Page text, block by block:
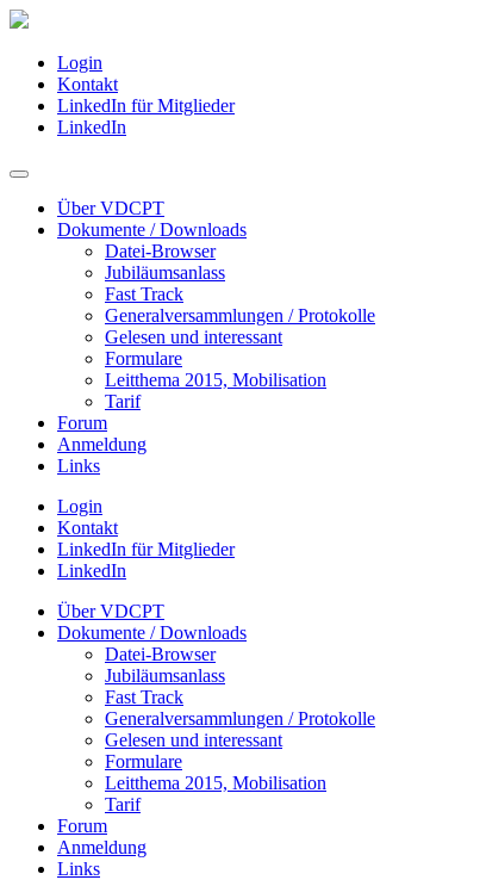
Login
Kontakt
LinkedIn für Mitglieder
LinkedIn
Über VDCPT
Dokumente / Downloads
Datei-Browser
Jubiläumsanlass
Fast Track
Generalversammlungen / Protokolle
Gelesen und interessant
Formulare
Leitthema 2015, Mobilisation
Tarif
Forum
Anmeldung
Links
Login
Kontakt
LinkedIn für Mitglieder
LinkedIn
Über VDCPT
Dokumente / Downloads
Datei-Browser
Jubiläumsanlass
Fast Track
Generalversammlungen / Protokolle
Gelesen und interessant
Formulare
Leitthema 2015, Mobilisation
Tarif
Forum
Anmeldung
Links